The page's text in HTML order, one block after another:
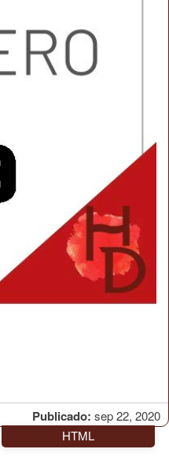
Publicado: sep 22, 2020
HTML